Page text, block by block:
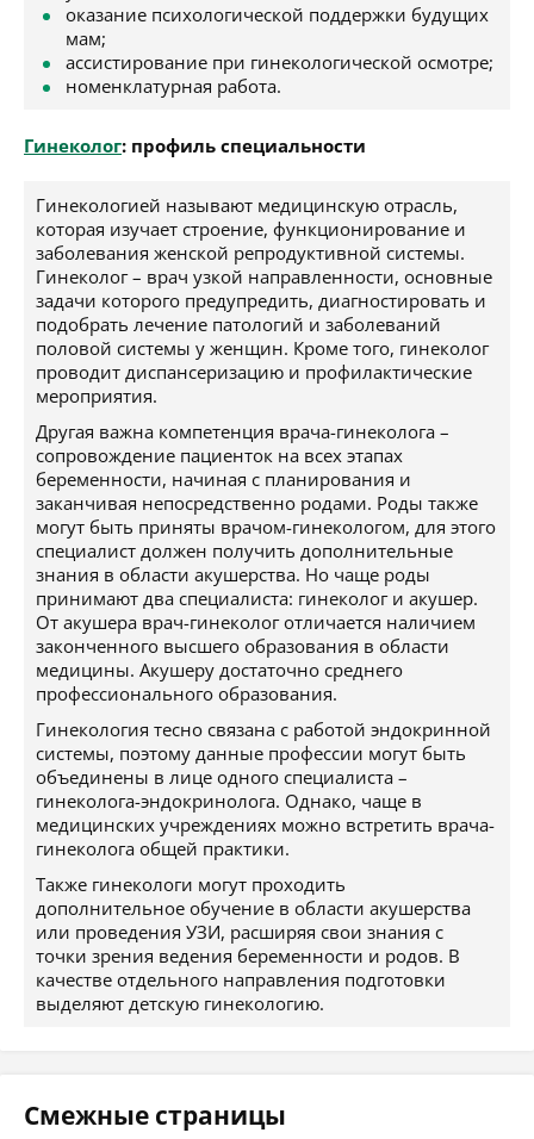
оказание психологической поддержки будущих
мам;
ассистирование при гинекологической осмотре;
номенклатурная работа.
Гинеколог: профиль специальности
Гинекологией называют медицинскую отрасль,
которая изучает строение, функционирование и
заболевания женской репродуктивной системы.
Гинеколог – врач узкой направленности, основные
задачи которого предупредить, диагностировать и
подобрать лечение патологий и заболеваний
половой системы у женщин. Кроме того, гинеколог
проводит диспансеризацию и профилактические
мероприятия.
Другая важна компетенция врача-гинеколога –
сопровождение пациенток на всех этапах
беременности, начиная с планирования и
заканчивая непосредственно родами. Роды также
могут быть приняты врачом-гинекологом, для этого
специалист должен получить дополнительные
знания в области акушерства. Но чаще роды
принимают два специалиста: гинеколог и акушер.
От акушера врач-гинеколог отличается наличием
законченного высшего образования в области
медицины. Акушеру достаточно среднего
профессионального образования.
Гинекология тесно связана с работой эндокринной
системы, поэтому данные профессии могут быть
объединены в лице одного специалиста –
гинеколога-эндокринолога. Однако, чаще в
медицинских учреждениях можно встретить врача-
гинеколога общей практики.
Также гинекологи могут проходить
дополнительное обучение в области акушерства
или проведения УЗИ, расширяя свои знания с
точки зрения ведения беременности и родов. В
качестве отдельного направления подготовки
выделяют детскую гинекологию.
Смежные страницы